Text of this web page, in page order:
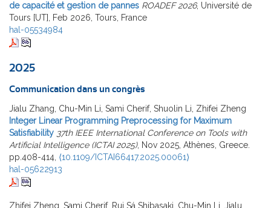
de capacité et gestion de pannes ROADEF 2026, Université de
Tours [UT], Feb 2026, Tours, France
hal-05534984
2025
Communication dans un congrès
Jialu Zhang, Chu-Min Li, Sami Cherif, Shuolin Li, Zhifei Zheng
Integer Linear Programming Preprocessing for Maximum
Satisfiability 37th IEEE International Conference on Tools with
Artificial Intelligence (ICTAI 2025), Nov 2025, Athènes, Greece.
pp.408-414, ⟨10.1109/ICTAI66417.2025.00061⟩
hal-05622913
Zhifei Zheng, Sami Cherif, Rui Sá Shibasaki, Chu-Min Li, Jialu